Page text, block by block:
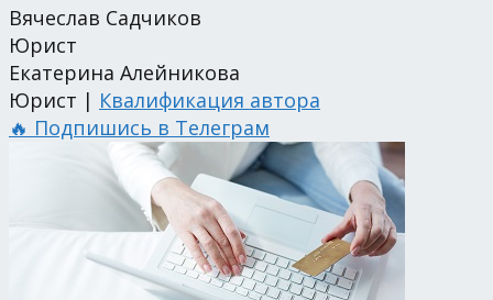
Вячеслав Садчиков
Юрист
Екатерина Алейникова
Юрист | Квалификация автора
🔥 Подпишись в Телеграм